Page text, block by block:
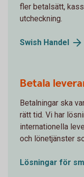
fler betalsätt,
utcheckning.
Swish Handel
Betala
Betalningar ska
rätt tid. Vi har
internationella
och lönetjänster
Lösningar för